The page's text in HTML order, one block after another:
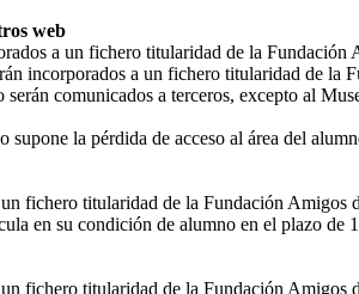
web
a un fichero titularidad de la Fundación
incorporados a un fichero titularidad de
serán comunicados a terceros, excepto al
la pérdida de acceso al área del
fichero titularidad de la Fundación
en su condición de alumno en el plazo de
fichero titularidad de la Fundación